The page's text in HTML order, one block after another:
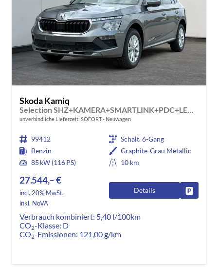
Skoda Kamiq
Selection SHZ+KAMERA+SMARTLINK+PDC+LED+16" ALU
unverbindliche Lieferzeit: SOFORT Neuwagen
99412
Schalt. 6-Gang
Benzin
Graphite-Grau Metallic
85 kW (116 PS)
10 km
27.544,– €
incl. 20% MwSt.
inkl. NoVA
Details
Verbrauch kombiniert: 5,40 l/100km
CO2-Klasse: D
CO2-Emissionen: 121,00 g/km